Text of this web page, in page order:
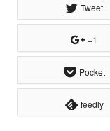
Tweet
+1
Pocket
feedly